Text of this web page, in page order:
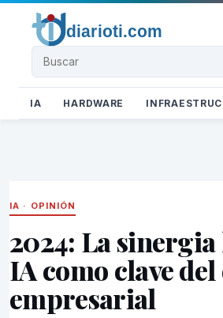
Buscar
IA HARDWARE
IA · OPINIÓN
2024: La
IA como clave
empresarial